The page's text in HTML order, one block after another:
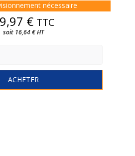
nécessaire
Prix
€ TTC
soit 16,64 € HT
ACHETER